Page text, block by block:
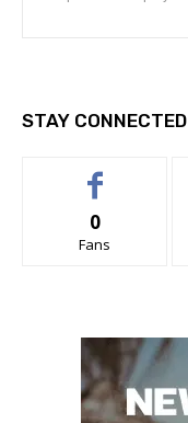
STAY CONNECTED
0
Fans